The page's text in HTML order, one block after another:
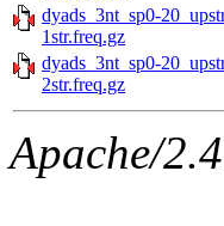
dyads_3nt_sp0-
1str.freq.gz
dyads_3nt_sp0-
2str.freq.gz
Apache/